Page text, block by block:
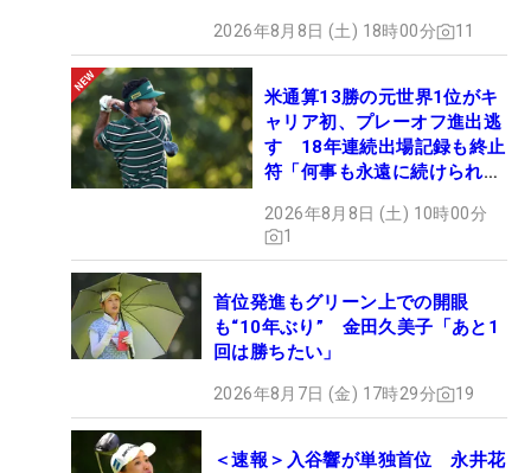
2026年8月8日 (土) 18時00分 11
米通算13勝の元世界1位がキ
ャリア初、プレーオフ進出逃
す 18年連続出場記録も終止
符「何事も永遠に続けられな
2026年8月8日 (土) 10時00分
1
首位発進もグリーン上での開眼
も“10年ぶり” 金田久美子「あと1
回は勝ちたい」
2026年8月7日 (金) 17時29分 19
＜速報＞入谷響が単独首位 永井花